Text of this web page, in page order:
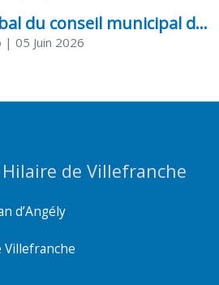
Procès verbal du conseil municipal du 05 juin 2026
| 05 Juin 2026
de Villefranche
d’Angély
Villefranche